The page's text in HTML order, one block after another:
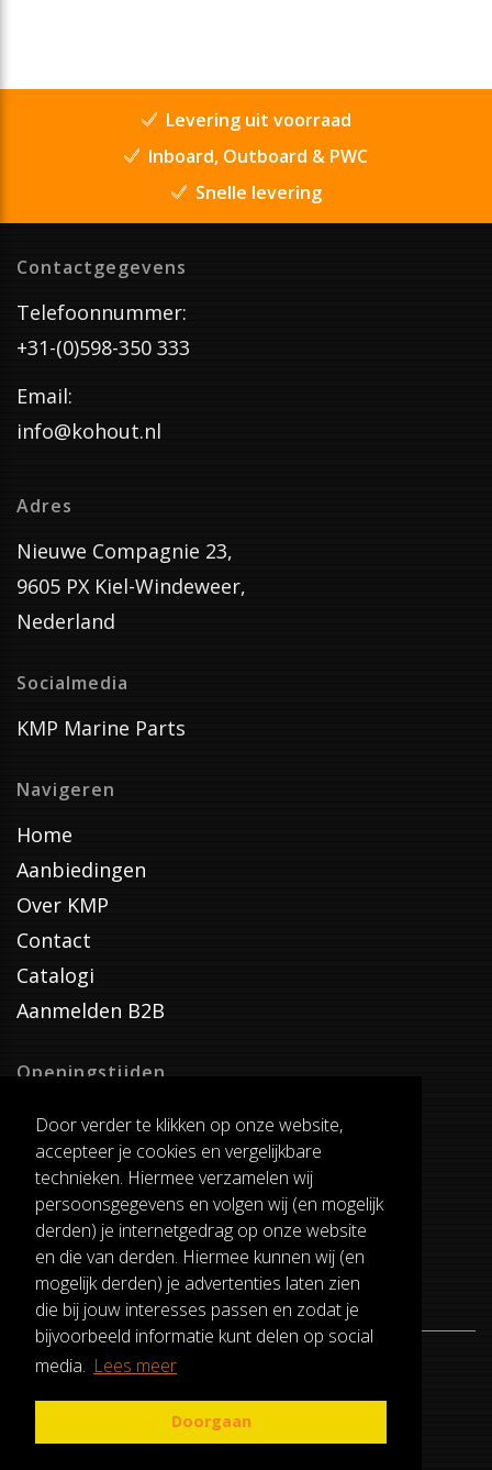
Door verder te klikken op onze website,
accepteer je cookies en vergelijkbare
technieken. Hiermee verzamelen wij
persoonsgegevens en volgen wij (en mogelijk
derden) je internetgedrag op onze website
en die van derden. Hiermee kunnen wij (en
mogelijk derden) je advertenties laten zien
die bij jouw interesses passen en zodat je
bijvoorbeeld informatie kunt delen op social
media. Lees meer
Doorgaan
Levering uit voorraad
Inboard, Outboard & PWC
Snelle levering
Contactgegevens
Telefoonnummer:
+31-(0)598-350 333
Email:
info@kohout.nl
Adres
Nieuwe Compagnie 23,
9605 PX Kiel-Windeweer,
Nederland
Socialmedia
KMP Marine Parts
Navigeren
Home
Aanbiedingen
Over KMP
Contact
Catalogi
Aanmelden B2B
Openingstijden
Dinsdag T/M Zaterdag
van 8:00-17:00
Verzenddagen
Dinsdag T/M Vrijdag
Pauze
12:30-13:00
ALGEMENE VOORWAARDEN
RUILEN EN RETOURNEREN